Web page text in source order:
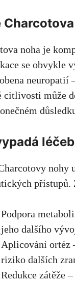
noha je‍
se obvykle
citlivosti může
nohy
přístupů.
Podpora
jeho dalšího
Aplicování ortéz
riziko dalších
Redukce zátěže